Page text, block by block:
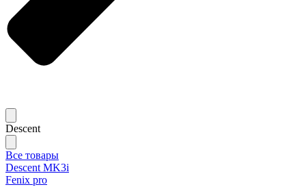
Descent
Все товары
Descent MK3i
Fenix pro